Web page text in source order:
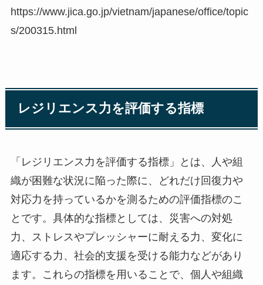
https://www.jica.go.jp/vietnam/japanese/office/topic
s/200315.html
レジリエンス力を評価する指標
「レジリエンス力を評価する指標」とは、人や組
織が困難な状況に陥った際に、どれだけ回復力や
対応力を持っているかを測るための評価指標のこ
とです。具体的な指標としては、災害への対処
力、ストレスやプレッシャーに耐える力、変化に
適応する力、社会的支援を受ける能力などがあり
ます。これらの指標を用いることで、個人や組織